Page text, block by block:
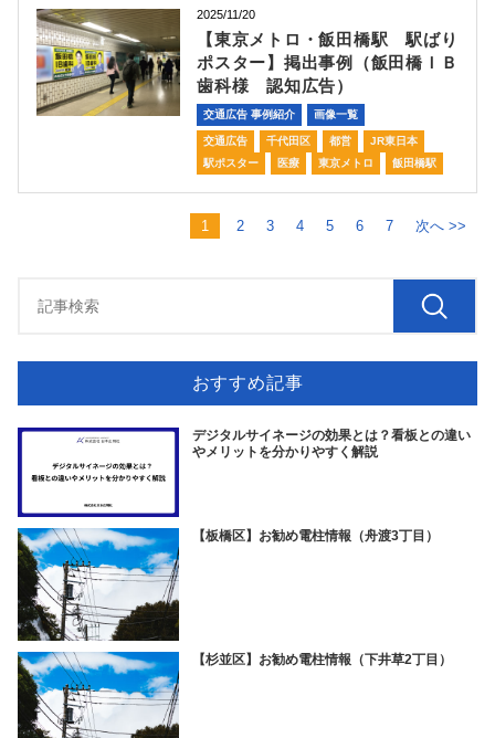
2025/11/20
【東京メトロ・飯田橋駅 駅ばり
ポスター】掲出事例（飯田橋ＩＢ
歯科様 認知広告）
交通広告 事例紹介 画像一覧
交通広告 千代田区 都営
JR東日本
駅ポスター
医療 東京メトロ 飯田橋駅
1 2 3 4 5 6 7 次へ >>
おすすめ記事
デジタルサイネージの効果とは？看板との違い
やメリットを分かりやすく解説
【板橋区】お勧め電柱情報（舟渡3丁目）
【杉並区】お勧め電柱情報（下井草2丁目）